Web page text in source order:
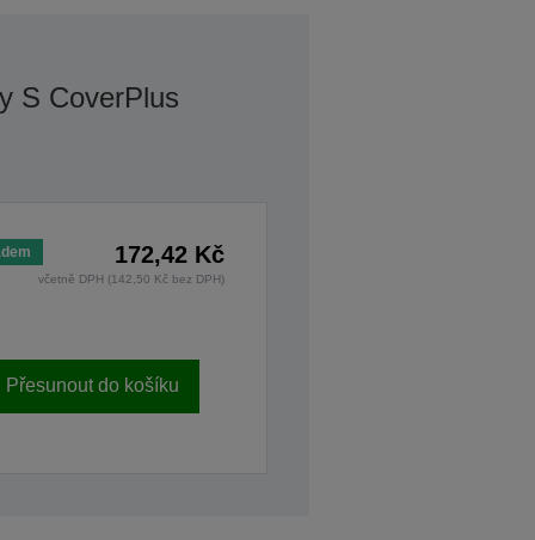
S CoverPlus
172,42 Kč
včetně DPH (142,50 Kč bez DPH)
Přesunout do košíku